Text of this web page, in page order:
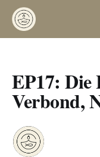
EP17: Die
Verbond,